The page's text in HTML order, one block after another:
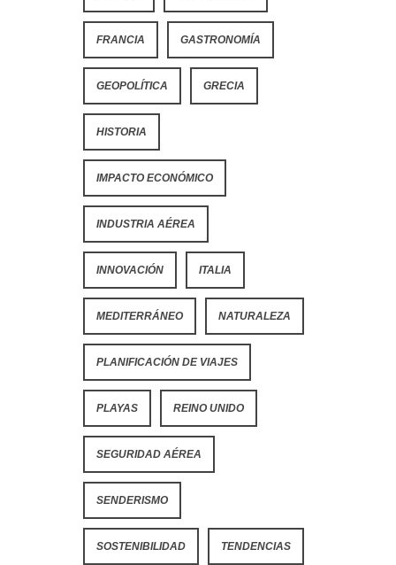
FRANCIA GASTRONOMÍA
GEOPOLÍTICA GRECIA
HISTORIA
IMPACTO ECONÓMICO
INDUSTRIA AÉREA
INNOVACIÓN ITALIA
MEDITERRÁNEO NATURALEZA
PLANIFICACIÓN DE VIAJES
PLAYAS REINO UNIDO
SEGURIDAD AÉREA
SENDERISMO
SOSTENIBILIDAD TENDENCIAS